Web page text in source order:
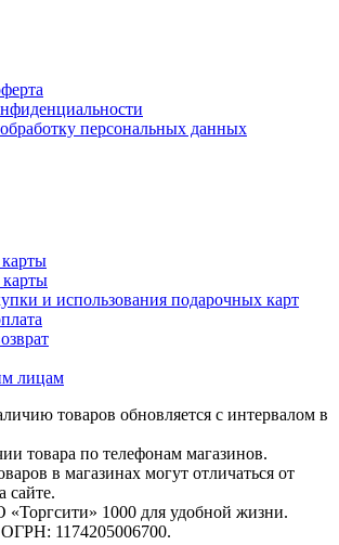
персональных данных
и использования подарочных карт
лицам
товаров обновляется с интервалом в
товара по телефонам магазинов.
в магазинах могут отличаться от
сайте.
1000 для удобной жизни.
1174205006700.